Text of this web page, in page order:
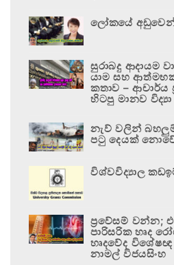
ලෝකයේ
සුරාබදු ආදායම
යාම සහ
කතාව – ආචාර්ය
හිටපු මානව විද්‍යා
නැව් වලින්
පටු දෙයක්
විශ්වවිද්‍යාල
ප්‍රවේසම් වන්න;
පාරිසරික හෘද
හෘදවේද
නාමල් විජයසිංහ